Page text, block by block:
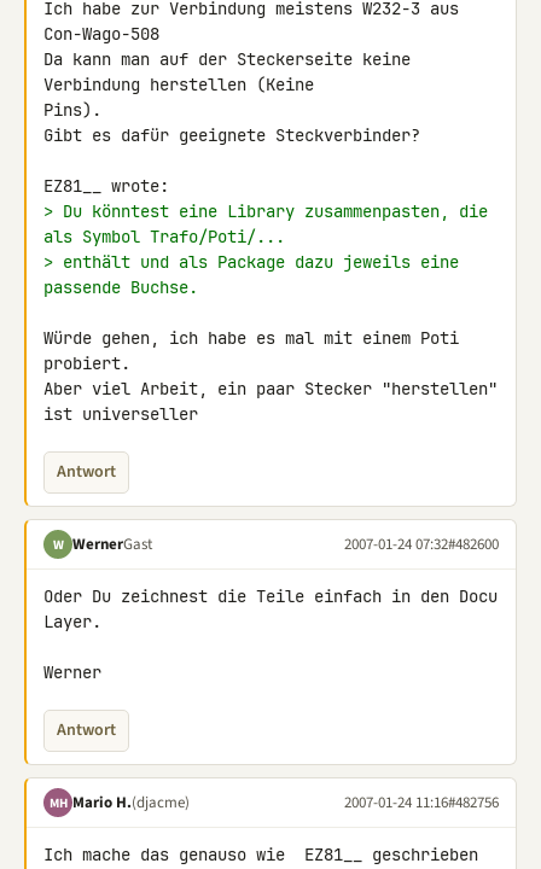
Ich habe zur Verbindung meistens W232-3 aus
Con-Wago-508
Da kann man auf der Steckerseite keine
Verbindung herstellen (Keine
Pins).
Gibt es dafür geeignete Steckverbinder?
> Du könntest eine Library zusammenpasten, die
als Symbol Trafo/Poti/...
> enthält und als Package dazu jeweils eine
passende Buchse.
Würde gehen, ich habe es mal mit einem Poti
probiert.
Aber viel Arbeit, ein paar Stecker "herstellen"
ist universeller
Antwort
W WernerGast 2007-01-24 07:32#482600
Oder Du zeichnest die Teile einfach in den Docu
Layer.
Werner
Antwort
MH Mario H.(djacme) 2007-01-24 11:16#482756
Ich mache das genauso wie  EZ81__ geschrieben